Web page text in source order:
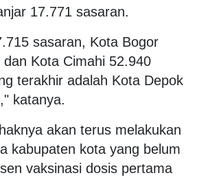
17.771 sasaran.
sasaran, Kota Bogor
Kota Cimahi 52.940
terakhir adalah Kota Depok
katanya.
akan terus melakukan
kabupaten kota yang belum
vaksinasi dosis pertama